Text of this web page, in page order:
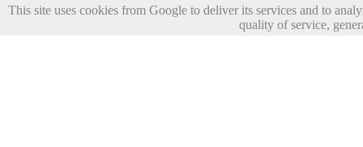
This site uses cookies from Google to deliver its services and to
quality of service,